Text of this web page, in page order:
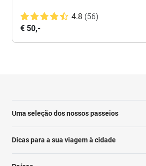
4.8 (56)
€ 50,-
Uma seleção dos nossos passeios
Dicas para a sua viagem à cidade